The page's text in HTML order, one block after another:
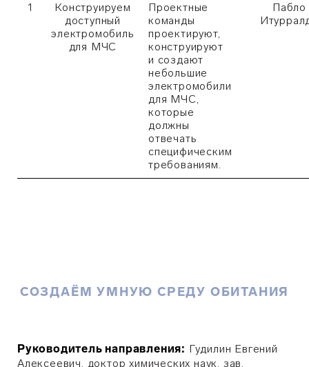
1
Конструируем
доступный
электромобиль
для МЧС
Проектные
команды
проектируют,
конструируют
и создают
небольшие
электромобили
для МЧС,
которые
должны
отвечать
специфическим
требованиям.
Пабло
СОЗДАЁМ УМНУЮ СРЕДУ ОБИТАНИЯ
Руководитель направления: Гудилин Евгений
Алексеевич, доктор химических наук, зав.